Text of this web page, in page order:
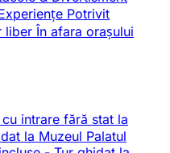
Potrivit
liberÎn afara orașului
intrare fără stat la
la Muzeul Palatul